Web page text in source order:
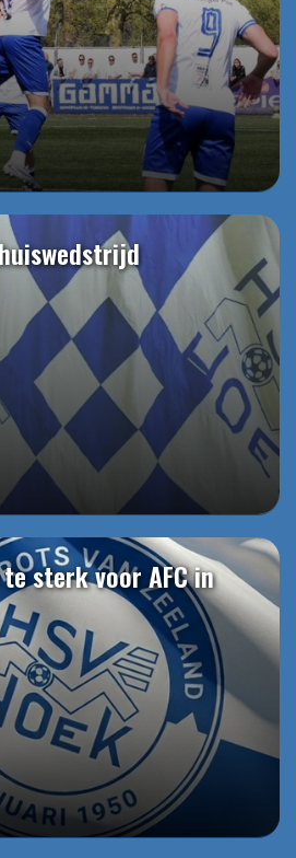
sterk voor AFC in